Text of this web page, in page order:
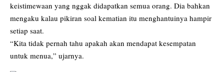
keistimewaan yang nggak didapatkan semua orang. Dia bahkan
mengaku kalau pikiran soal kematian itu menghantuinya hampir
setiap saat.
“Kita tidak pernah tahu apakah akan mendapat kesempatan
untuk menua,” ujarnya.